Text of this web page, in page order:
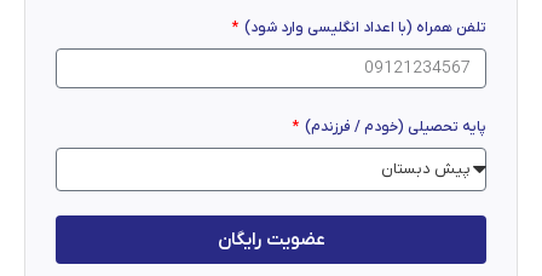
تلفن همراه (با اعداد انگلیسی وارد شود)
پایه تحصیلی (خودم / فرزندم)
عضویت رایگان